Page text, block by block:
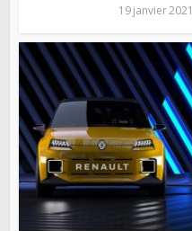
19 janvier 2021